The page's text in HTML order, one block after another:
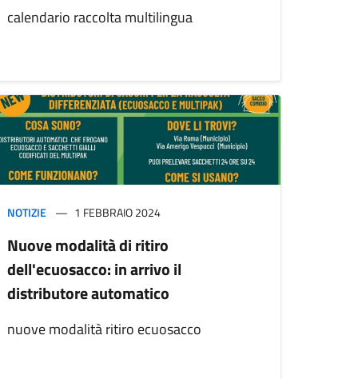
calendario raccolta multilingua
NOTIZIE 1 FEBBRAIO 2024
Nuove modalità di ritiro
dell'ecuosacco: in arrivo il
distributore automatico
nuove modalità ritiro ecuosacco